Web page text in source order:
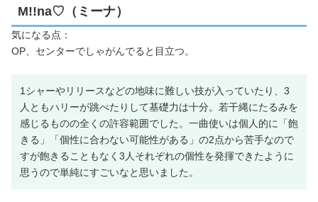
M!!na♡（ミーナ）
気になる点：
OP、センターでしゃがんでると目立つ。
1シャーやリリースなどの地味に難しい技が入っていたり、3
人ともハリーが跳べたりして基礎力は十分。若干縄にたるみを
感じるものの全くの許容範囲でした。一曲使いは個人的に「飽
きる」「個性に合わない可能性がある」の2点から苦手なので
すが飽きることもなく3人それぞれの個性を発揮できたように
思うので単純にすごいなと思いました。